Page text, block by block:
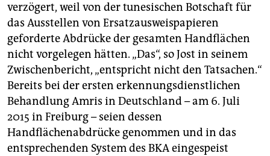
verzögert, weil von der tunesischen Botschaft für
das Ausstellen von Ersatzausweispapieren
geforderte Abdrücke der gesamten Handflächen
nicht vorgelegen hätten. „Das“, so Jost in seinem
Zwischenbericht, „entspricht nicht den Tatsachen.“
Bereits bei der ersten erkennungsdienstlichen
Behandlung Amris in Deutschland – am 6. Juli
2015 in Freiburg – seien dessen
Handflächenabdrücke genommen und in das
entsprechenden System des BKA eingespeist